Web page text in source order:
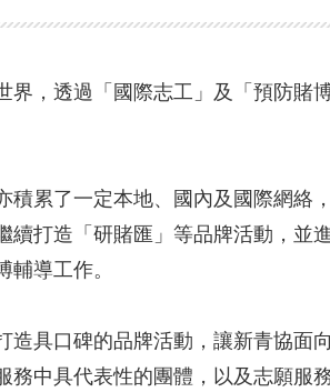
，透過「國際志工」及「預防賭
累了一定本地、國內及國際網絡
打造「研賭匯」等品牌活動，並
導工作。
具口碑的品牌活動，讓新青協面
中具代表性的團體，以及志願服